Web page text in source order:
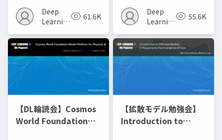
Recipes モデルマージ
の進化的最適化
Deep
Learning
61.6K
Deep
Learning
55.6K
【DL輪読会】Cosmos
World Foundation
【拡散モデル勉強会】
Introduction to